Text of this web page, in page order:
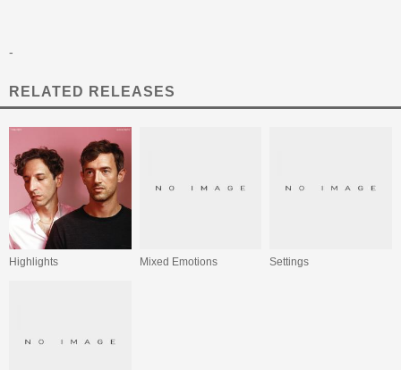
-
RELATED RELEASES
Highlights Mixed Emotions Settings